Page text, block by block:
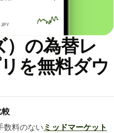
の為替レ
を無料ダウ
較
数料のない ミッドマーケット